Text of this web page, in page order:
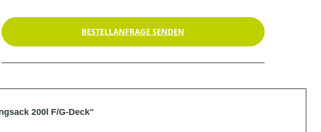
BESTELLANFRAGE SENDEN
200l F/G-Deck"